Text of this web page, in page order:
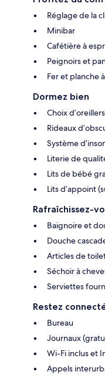
Réglage de la
Minibar
Cafétière à
Peignoirs et
Fer et planche
Dormez bien
Choix d’oreillers
Rideaux
Système
Literie de
Lits de bébé
Lits d’appoint
Rafraîchissez-
Baignoire et
Douche
Articles de
Séchoir à
Serviettes
Restez
Bureau
Journaux
Wi-Fi inclus et
Appels